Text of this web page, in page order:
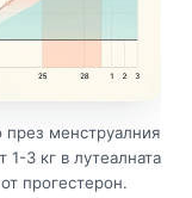
през менструалния
3 кг в лутеалната
прогестерон.